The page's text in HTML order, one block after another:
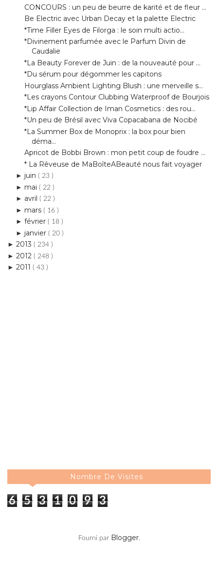
*Divinement parfumée avec le Parfum Divin de
Caudalie
*La Beauty Forever de Juin : de la nouveauté pour ...
*Du sérum pour dégommer les capitons
Hourglass Ambient Lighting Blush : une merveille s...
*Les crayons Contour Clubbing Waterproof de Bourjois
*Lip Affair Collection de Iman Cosmetics : des rou...
*Un peu de Brésil avec Viva Copacabana de Nocibé
*La Summer Box de Monoprix : la box pour bien
déma...
Apricot de Bobbi Brown : mon petit coup de foudre ...
* La Rêveuse de MaBoîteABeauté nous fait voyager
juin( 23 )
mai( 22 )
avril ( 22 )
►mars( 16 )
► février( 18 )
► janvier( 20 )
2013( 234 )
2012( 248 )
2011( 43 )
6 5 3 1 0 9 3
Fourni par